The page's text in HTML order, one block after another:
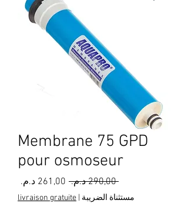
Membrane 75 GPD
pour osmoseur
‏290,00 د.م.‏
سعر
عادي
البيع
مستثناة الضريبة livraison gratuite